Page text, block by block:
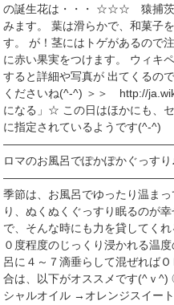
の誕生花は・・・ ☆☆☆ 猿捕
みます。 葉は滑らかで、和菓子
す。 が！茎にはトゲがあるので
に赤い果実をつけます。 ウィキ
すると詳細や写真が 出てくるの
くださいね(^-^) ＞＞ http://
になる」☆ この日はほかにも、
に指定されているようです(^-^)
ロマのお風呂でぽかぽかぐっすり
季節は、お風呂でゆったり温ま
り、ぬくぬくぐっすり眠るのが
で、そんな時にも力を貸してく
０度程度のじっくり浸かれる温
呂に４～７滴垂らして混ぜれば
合は、以下がオススメです(^ｖ
シャルオイル →オレンジスイー